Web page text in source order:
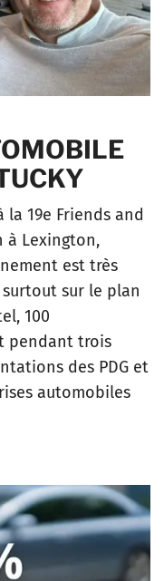
la 19e Friends and
à Lexington,
est très
surtout sur le plan
100
pendant trois
des PDG et
automobiles